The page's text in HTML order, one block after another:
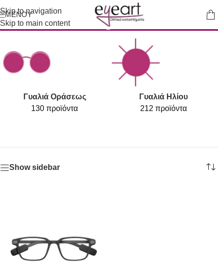
Skip to navigation
Skip to main content
ΜΕΝΟΎ smart glasses
Γυαλιά Οράσεως
130 προϊόντα
Γυαλιά Ηλίου
212 προϊόντα
Show sidebar